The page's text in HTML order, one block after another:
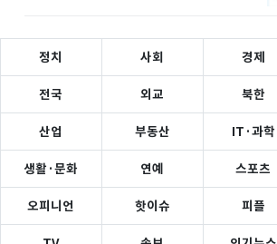
정치 사회 경제
전국 외교 북한
산업 부동산 IT·과학
생활·문화 연예 스포츠
오피니언 핫이슈 피플